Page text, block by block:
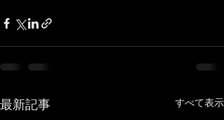
最新記事 すべて表示